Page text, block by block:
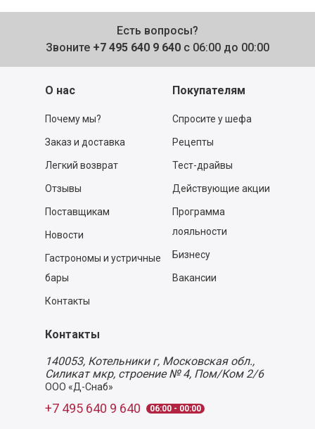
Есть вопросы?
Звоните +7 495 640 9 640 с 06:00 до 00:00
О нас
Почему мы?
Заказ и доставка
Легкий возврат
Отзывы
Поставщикам
Новости
Гастрономы и устричные
бары
Контакты
Покупателям
Спросите у шефа
Рецепты
Тест-драйвы
Действующие акции
Программа
лояльности
Бизнесу
Вакансии
Контакты
140053, Котельники г, Московская обл.,
Силикат мкр, строение № 4, Пом/Ком 2/6
ООО «Д-Снаб»
+7 495 640 9 640 06:00 - 00:00